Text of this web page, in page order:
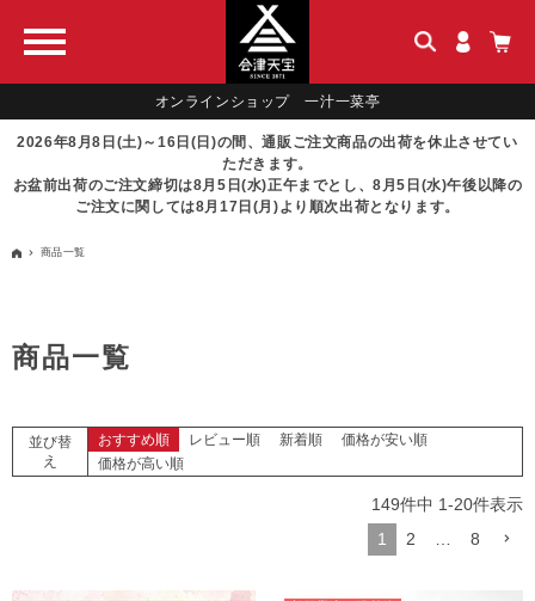
オンラインショップ 一汁一菜亭
2026年8月8日(土)～16日(日)の間、通販ご注文商品の出荷を休止させてい
ただきます。
お盆前出荷のご注文締切は8月5日(水)正午までとし、8月5日(水)午後以降の
ご注文に関しては8月17日(月)より順次出荷となります。
商品一覧
商品一覧
並び替
え
おすすめ順 レビュー順 新着順
価格が安い順
価格が高い順
149件中 1-20件表示
1
2 8